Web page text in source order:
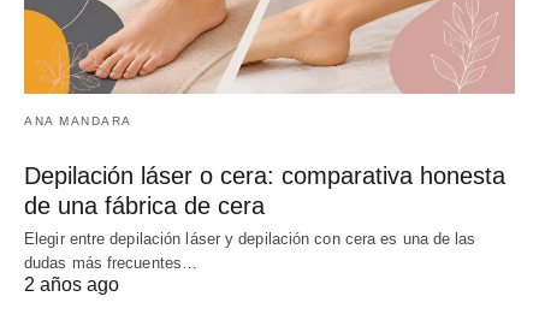
ANA MANDARA
Depilación láser o cera: comparativa honesta
de una fábrica de cera
Elegir entre depilación láser y depilación con cera es una de las
dudas más frecuentes…
2 años ago